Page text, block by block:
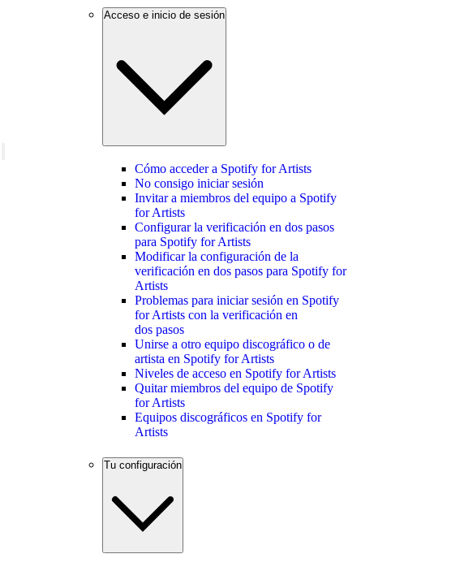
Acceso e inicio de sesión
Cómo acceder a Spotify for Artists
No consigo iniciar sesión
Invitar a miembros del equipo a Spotify
for Artists
Configurar la verificación en dos pasos
para Spotify for Artists
Modificar la configuración de la
verificación en dos pasos para Spotify for
Artists
Problemas para iniciar sesión en Spotify
for Artists con la verificación en
dos pasos
Unirse a otro equipo discográfico o de
artista en Spotify for Artists
Niveles de acceso en Spotify for Artists
Quitar miembros del equipo de Spotify
for Artists
Equipos discográficos en Spotify for
Artists
Tu configuración